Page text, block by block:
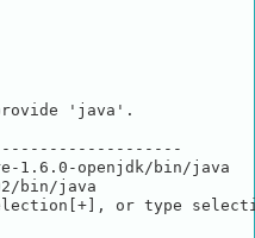
'java'.
openjdk/bin/java
bin/java